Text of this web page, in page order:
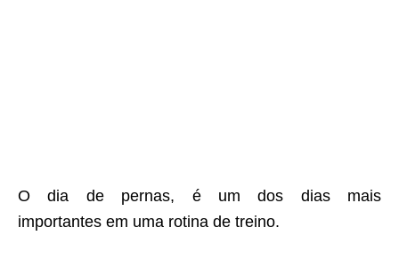
O dia de pernas, é um dos dias mais
importantes em uma rotina de treino.